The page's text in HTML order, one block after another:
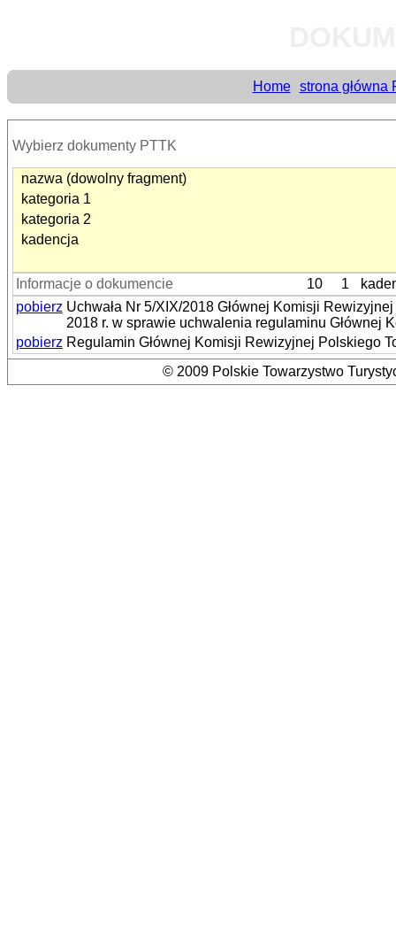
Home strona główna
Wybierz dokumenty PTTK
nazwa (dowolny fragment)
kategoria 1
kategoria 2
kadencja
Informacje o dokumencie 10 1
pobierz Uchwała Nr 5/XIX/2018 Głównej Komisji
2018 r. w sprawie uchwalenia regulaminu Głównej
pobierz Regulamin Głównej Komisji Rewizyjnej Polskiego
© 2009 Polskie Towarzystwo